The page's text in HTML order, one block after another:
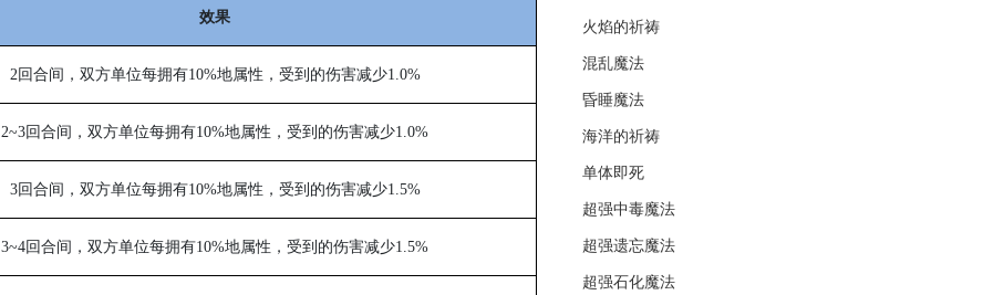
效果
2回合间，双方单位每拥有10%地属性，受到的伤害减少1.0%
2~3回合间，双方单位每拥有10%地属性，受到的伤害减少1.0%
3回合间，双方单位每拥有10%地属性，受到的伤害减少1.5%
3~4回合间，双方单位每拥有10%地属性，受到的伤害减少1.5%
火焰的祈祷
混乱魔法
昏睡魔法
海洋的祈祷
单体即死
超强中毒魔法
超强遗忘魔法
超强石化魔法